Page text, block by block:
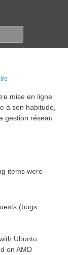
mise en ligne
à son habitude,
gestion réseau
items were
(bugs
Ubuntu
on AMD